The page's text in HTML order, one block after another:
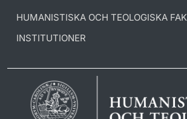
HUMANISTISKA OCH TEOLOGISKA
INSTITUTIONER